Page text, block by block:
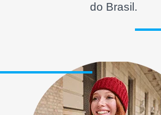
do Brasil.